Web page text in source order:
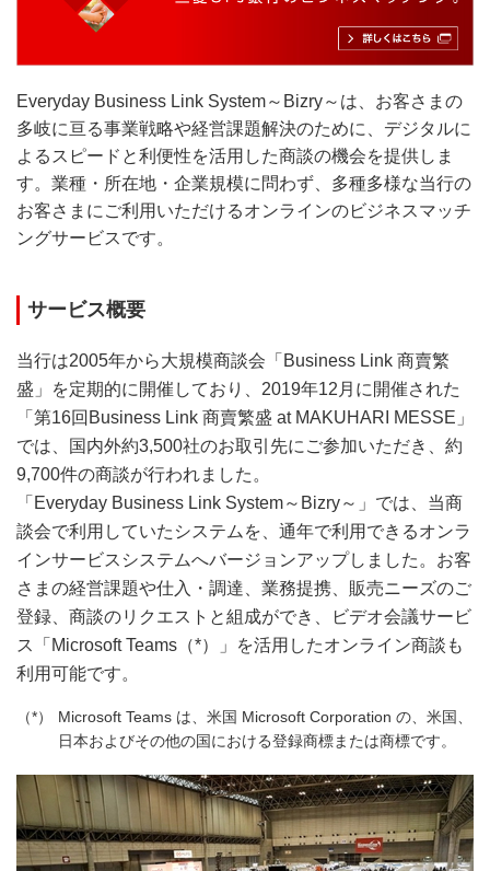
Everyday Business Link System～Bizry～は、お客さまの
多岐に亘る事業戦略や経営課題解決のために、デジタルに
よるスピードと利便性を活用した商談の機会を提供しま
す。業種・所在地・企業規模に問わず、多種多様な当行の
お客さまにご利用いただけるオンラインのビジネスマッチ
ングサービスです。
サービス概要
当行は2005年から大規模商談会「Business Link 商賣繁
盛」を定期的に開催しており、2019年12月に開催された
「第16回Business Link 商賣繁盛 at MAKUHARI MESSE」
では、国内外約3,500社のお取引先にご参加いただき、約
9,700件の商談が行われました。
「Everyday Business Link System～Bizry～」では、当商
談会で利用していたシステムを、通年で利用できるオンラ
インサービスシステムへバージョンアップしました。お客
さまの経営課題や仕入・調達、業務提携、販売ニーズのご
登録、商談のリクエストと組成ができ、ビデオ会議サービ
ス「Microsoft Teams（*）」を活用したオンライン商談も
利用可能です。
Microsoft Teams は、米国 Microsoft Corporation の、米国、
日本およびその他の国における登録商標または商標です。